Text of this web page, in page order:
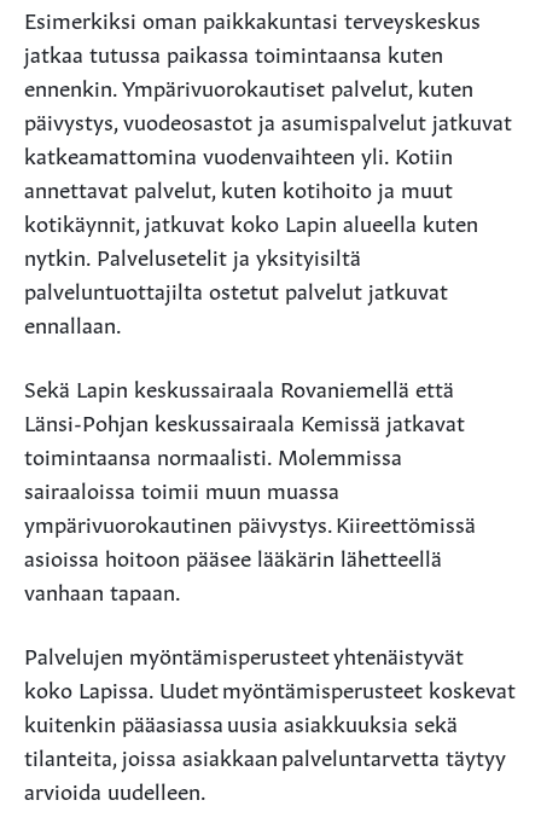
Esimerkiksi oman paikkakuntasi terveyskeskus
jatkaa tutussa paikassa toimintaansa kuten
ennenkin. Ympärivuorokautiset palvelut, kuten
päivystys, vuodeosastot ja asumispalvelut jatkuvat
katkeamattomina vuodenvaihteen yli. Kotiin
annettavat palvelut, kuten kotihoito ja muut
kotikäynnit, jatkuvat koko Lapin alueella kuten
nytkin. Palvelusetelit ja yksityisiltä
palveluntuottajilta ostetut palvelut jatkuvat
ennallaan.
Sekä Lapin keskussairaala Rovaniemellä että
Länsi-Pohjan keskussairaala Kemissä jatkavat
toimintaansa normaalisti. Molemmissa
sairaaloissa toimii muun muassa
ympärivuorokautinen päivystys. Kiireettömissä
asioissa hoitoon pääsee lääkärin lähetteellä
vanhaan tapaan.
Palvelujen myöntämisperusteet yhtenäistyvät
koko Lapissa. Uudet myöntämisperusteet koskevat
kuitenkin pääasiassa uusia asiakkuuksia sekä
tilanteita, joissa asiakkaan palveluntarvetta täytyy
arvioida uudelleen.